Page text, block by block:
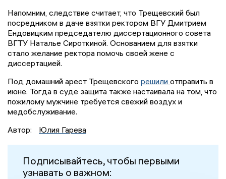
Напомним, следствие считает, что Трещевский был
посредником в даче взятки ректором ВГУ Дмитрием
Ендовицким председателю диссертационного совета
ВГТУ Наталье Сироткиной. Основанием для взятки
стало желание ректора помочь своей жене с
диссертацией.
Под домашний арест Трещевского решили отправить в
июне. Тогда в суде защита также настаивала на том, что
пожилому мужчине требуется свежий воздух и
медобслуживание.
Автор:
Юлия Гарева
Подписывайтесь, чтобы первыми
узнавать о важном: